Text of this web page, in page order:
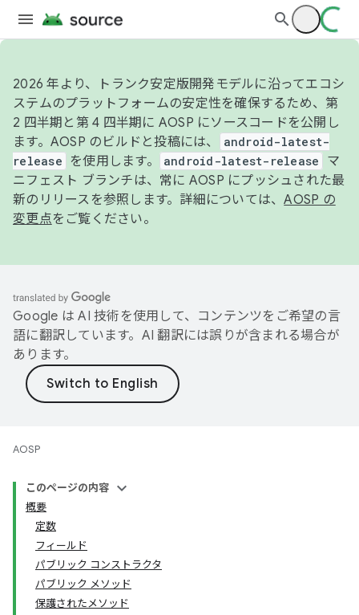
2026 年より、トランク安定版開発モデルに沿ってエコシ
ステムのプラットフォームの安定性を確保するため、第
2 四半期と第 4 四半期に AOSP にソースコードを公開し
ます。AOSP のビルドと投稿には、
android-latest-
release
を使用します。 android-latest-release
マ
ニフェスト ブランチは、常に AOSP にプッシュされた最
新のリリースを参照します。詳細については、AOSP の
変更点をご覧ください。
Google は AI 技術を使用して、コンテンツをご希望の言
語に翻訳しています。AI 翻訳には誤りが含まれる場合が
あります。
AOSP
このページの内容
概要
定数
フィールド
パブリック コンストラクタ
パブリック メソッド
保護されたメソッド